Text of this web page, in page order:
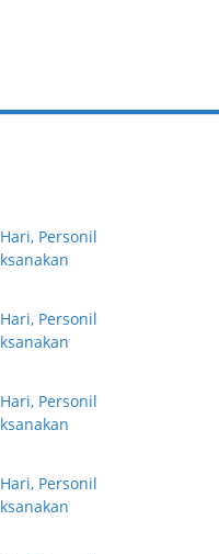
Personil
Personil
Personil
Personil